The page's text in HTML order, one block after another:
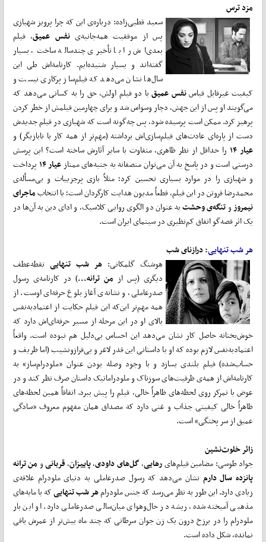
مزد ترس
سعید قطبی‌زاده: درباره‌ی این که چرا پرویز شهبازی
پس از موفقیت همه‌جانبه‌ی نفس عمیق، فیلم
بعدی‌اش را با تأخیری چندساله ساخت، بسیار
گفته‌اند و بسیار شنیده‌ایم. کارنامه‌اش طی این
سال‌ها نشان می‌دهد که فیلم‌ساز پرکاری نیست و
کیفیت غیرقابل قیاسنفس عمیقبا دو فیلم اولش، حق را به کسانی می‌دهد که
می‌گویند او پس از این جهش، دچار وسواس شد و برای چهارمین فیلمش از خطر کردن
پرهیز کرد. ممکن است پرسیده شود، پس چه‌گونه است که شهبازی در فیلم جدیدش
دست از پاره‌ای عادت‌های فیلم‌سازی‌اش برداشته (مهم‌تر از همه کار با نابازیگر) و
عیار ۱۴ را حداقل از نظر ظاهری، متفاوت با سایر آثارش ساخته است؟ این پرسش
درستی است و در پاسخ به آن می‌توان منصفانه به جنبه‌های ممتاز عیار ۱۴ پرداخت
و شهبازی را در موارد بسیاری تحسین کرد؛ مثلاً بازی پرجزییات و بی‌مسأله‌ی
محمدرضا فروتن در این فیلم، قطعاً مدیون هدایت کارگردان است؛ یا انتخابماجرای
نیمروزوتنگه‌ی وحشتبه عنوان دو الگوی روایی کلاسیک، و ادای دین به آن‌ها در
یک اثر قصه‌گو اتفاق کم‌نظیری در سینمای ایران است.
هر شب تنهایی: درازنای شب
هوشنگ گلمکانی: هر شب تنهایینقطه‌عطف
دیگری (پس از من ترانه...) در کارنامه‌ی رسول
صدرعاملی، و نشانه‌ی آغاز بلوغ حرفه‌ای اوست. از
همه مهم‌تر این‌که این فیلم حکایت از اعتمادبه‌نفس
بالای او در این مرحله از مسیر حرفه‌ای‌اش دارد که
خوش‌بختانه حاصل کار نشان می‌دهد این احساس بی‌دلیل هم نبوده است. واقعاً
اعتمادبه‌نفس لازم بوده که او با داستانی این قدر لاغر و بی‌فرازونشیب (اما ظریف و
حساب‌شده) فیلم بلندی بسازد و با وجود وصله بودن عنوان «ملودرام‌ساز» به
کارنامه‌اش از همه‌ی ظرفیت‌های سوزناک و ملودراماتیک داستان صرف نظر کند و در
عوض با تمرکز روی لحظه‌های ظاهراً خالی، فیلم را پیش ببرد. اتفاقاً همین لحظه‌های
ظاهراً خالی کیفیتی جذاب و غنی دارد که مصداق همان مفهوم معروف «سادگی
عمیق از سر پختگی» است.
زائر خلوت‌نشین
جواد طوسی: مضامین فیلم‌هایرهایی،گل‌های داودی،پاییزان،قربانیومن ترانه
پانزده سال دارمنشان می‌دهد که رسول صدرعاملی به دنیای ملودرام علاقه‌ی
زیادی دارد. این طور به نظر می‌رسد که جنس ملودرامهر شب تنهاییکه با مایه‌های
مذهبی آمیخته شده، ریشه در حال‌وهوای میان‌سالی صدرعاملی دارد. او این بار
ملودرام را در برزخ درون یک زن جوان سرطانی که چند ماه بیش‌تر از عمرش باقی
نمانده، شکل داده است.